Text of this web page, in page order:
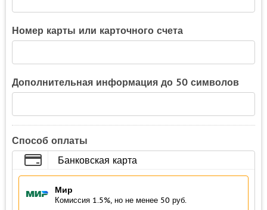
Номер карты или карточного счета
Дополнительная информация до 50 символов
Способ оплаты
Банковская карта
Мир
Комиссия 1.5%, но не менее 50 руб.